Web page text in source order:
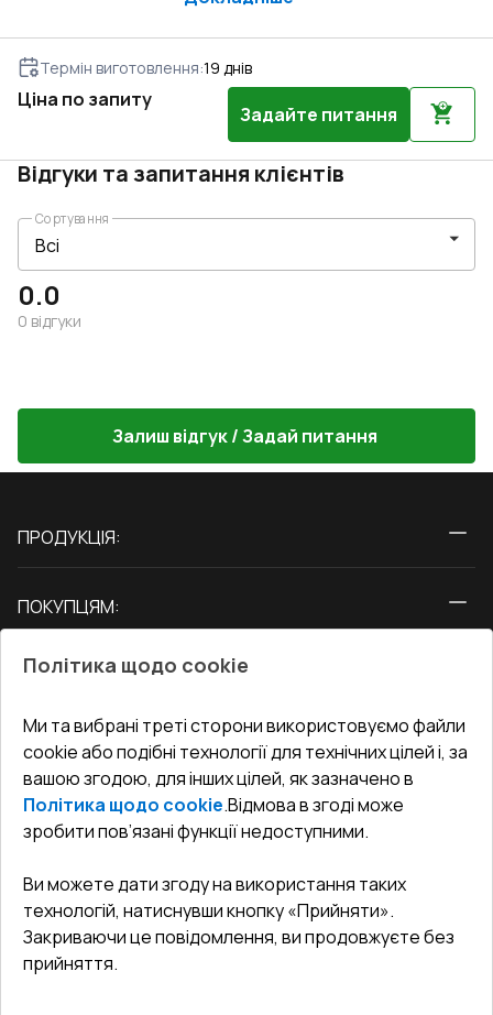
Термін виготовлення:19 днів
Ціна по запиту
Задайте питання
Відгуки та запитання клієнтів
0.0
0 відгуки
Сортування
Залиш відгук / Задай питання
ПРОДУКЦІЯ:
Двері
ПОКУПЦЯМ:
Блог
Адреса гіпермаркета
Як правильно заміряти вікна
СЕРВІС ТА ОБЛУГОВУВАННЯ:
Доставка і Оплата
Гарантія та Сервіс
Повернення товару
Договір публічної оферти
КОНТАКТИ
Офіс:Україна, м. Вінниця, вул. Келецька 60 кв. 61
undefined(undefined)
Політика щодо cookie
Ми та вибрані треті сторони використовуємо файли
cookie або подібні технології для технічних цілей і, за
вашою згодою, для інших цілей, як зазначено в
Політика щодо cookie.Відмова в згоді може
зробити пов’язані функції недоступними.
Ви можете дати згоду на використання таких
технологій, натиснувши кнопку «Прийняти».
Закриваючи це повідомлення, ви продовжуєте без
прийняття.